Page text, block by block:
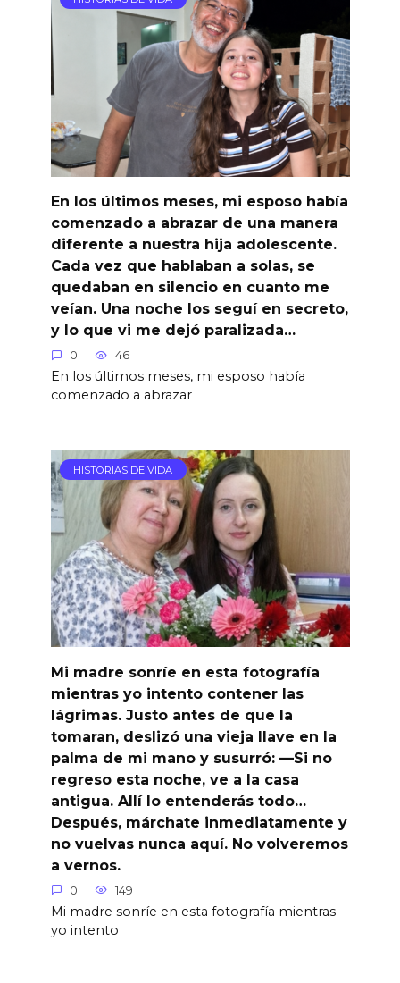
En los últimos meses, mi esposo había
comenzado a abrazar de una manera
diferente a nuestra hija adolescente.
Cada vez que hablaban a solas, se
quedaban en silencio en cuanto me
veían. Una noche los seguí en secreto,
y lo que vi me dejó paralizada…
0 46
En los últimos meses, mi esposo había
comenzado a abrazar
HISTORIAS DE VIDA
Mi madre sonríe en esta fotografía
mientras yo intento contener las
lágrimas. Justo antes de que la
tomaran, deslizó una vieja llave en la
palma de mi mano y susurró: —Si no
regreso esta noche, ve a la casa
antigua. Allí lo entenderás todo…
Después, márchate inmediatamente y
no vuelvas nunca aquí. No volveremos
a vernos.
0 149
Mi madre sonríe en esta fotografía mientras
yo intento